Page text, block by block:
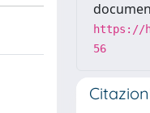
https://
56